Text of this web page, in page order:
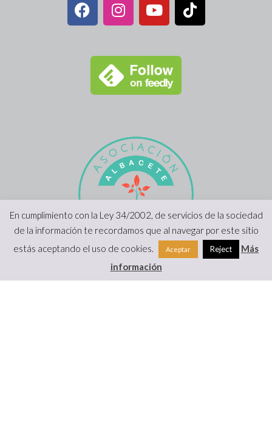
En cumplimiento con la Ley 34/2002, de servicios de la sociedad
de la información te recordamos que al navegar por este sitio
estás aceptando el uso de cookies.
Aceptar Reject
Más
información